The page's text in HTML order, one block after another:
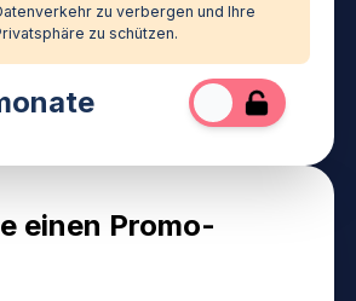
zu verbergen und Ihre
zu schützen.
einen Promo-